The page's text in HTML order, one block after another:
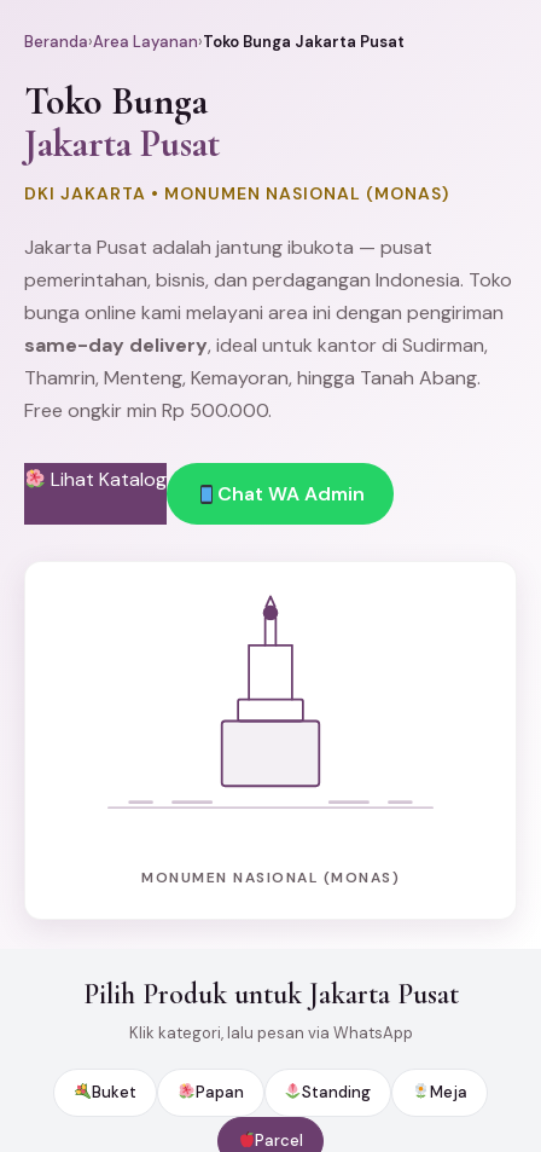
Beranda›Area Layanan›Toko Bunga Jakarta Pusat
Toko Bunga
Jakarta Pusat
DKI JAKARTA • MONUMEN NASIONAL (MONAS)
Jakarta Pusat adalah jantung ibukota — pusat
pemerintahan, bisnis, dan perdagangan Indonesia. Toko
bunga online kami melayani area ini dengan pengiriman
same-day delivery, ideal untuk kantor di Sudirman,
Thamrin, Menteng, Kemayoran, hingga Tanah Abang.
Free ongkir min Rp 500.000.
Lihat Katalog
Chat WA Admin
MONUMEN NASIONAL (MONAS)
Pilih Produk untuk Jakarta Pusat
Klik kategori, lalu pesan via WhatsApp
Buket Papan Standing Meja
Parcel